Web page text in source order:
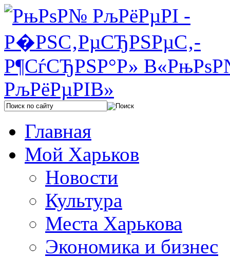
Главная
Мой Харьков
Новости
Культура
Места Харькова
Экономика и бизнес